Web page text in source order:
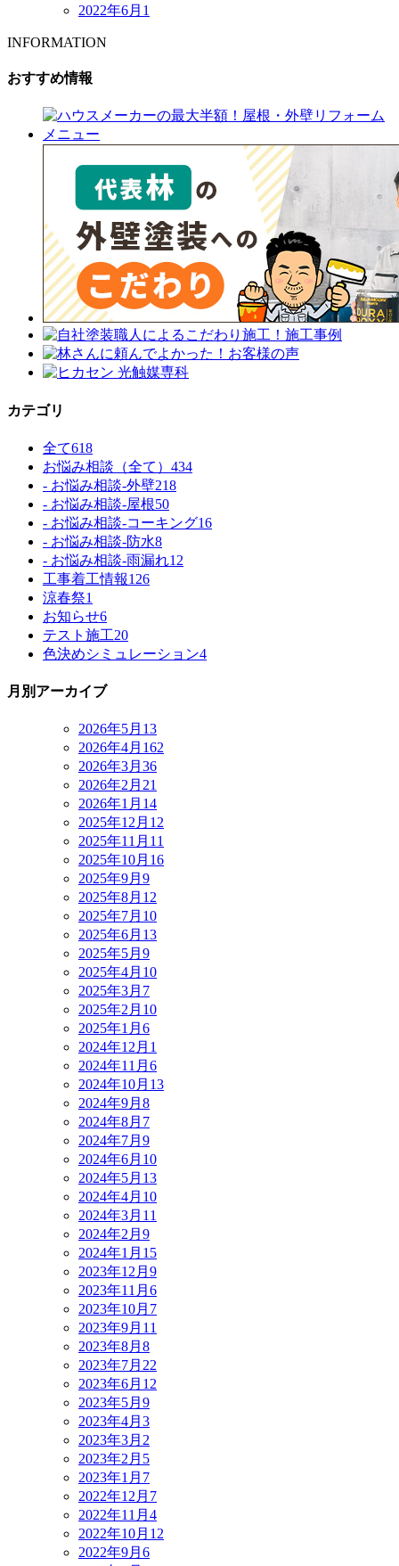
2022年6月 1
INFORMATION
おすすめ情報
カテゴリ
全て618
お悩み相談（全て） 434
- お悩み相談-外壁218
- お悩み相談-屋根50
- お悩み相談-コーキング16
- お悩み相談-防水8
- お悩み相談-雨漏れ12
工事着工情報126
涼春祭1
お知らせ6
テスト施工20
色決めシミュレーション4
月別アーカイブ
2026年5月 13
2026年4月 162
2026年3月 36
2026年2月 21
2026年1月 14
2025年12月 12
2025年11月 11
2025年10月 16
2025年9月 9
2025年8月 12
2025年7月 10
2025年6月 13
2025年5月 9
2025年4月 10
2025年3月 7
2025年2月 10
2025年1月 6
2024年12月 1
2024年11月 6
2024年10月 13
2024年9月 8
2024年8月 7
2024年7月 9
2024年6月 10
2024年5月 13
2024年4月 10
2024年3月 11
2024年2月 9
2024年1月 15
2023年12月 9
2023年11月 6
2023年10月 7
2023年9月 11
2023年8月 8
2023年7月 22
2023年6月 12
2023年5月 9
2023年4月 3
2023年3月 2
2023年2月 5
2023年1月 7
2022年12月 7
2022年11月 4
2022年10月 12
2022年9月 6